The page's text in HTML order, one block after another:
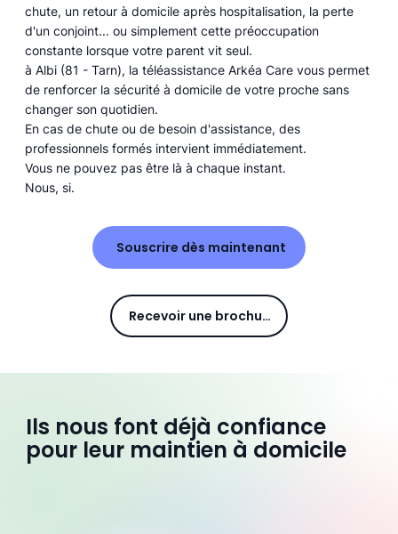
chute, un retour à domicile après hospitalisation, la perte
d'un conjoint... ou simplement cette préoccupation
constante lorsque votre parent vit seul.
à Albi (81 - Tarn), la téléassistance Arkéa Care vous permet
de renforcer la sécurité à domicile de votre proche sans
changer son quotidien.
En cas de chute ou de besoin d'assistance, des
professionnels formés intervient immédiatement.
Vous ne pouvez pas être là à chaque instant.
Nous, si.
Souscrire dès maintenant
Recevoir une brochure
Ils nous font déjà confiance
pour leur maintien à domicile